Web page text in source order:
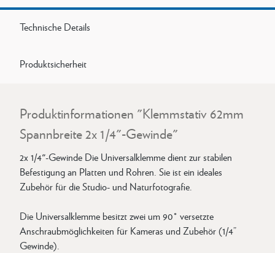
Technische Details
Produktsicherheit
Produktinformationen "Klemmstativ 62mm
Spannbreite 2x 1/4"-Gewinde"
2x 1/4"-Gewinde Die Universalklemme dient zur stabilen
Befestigung an Platten und Rohren. Sie ist ein ideales
Zubehör für die Studio- und Naturfotografie.
Die Universalklemme besitzt zwei um 90° versetzte
Anschraubmöglichkeiten für Kameras und Zubehör (1/4”
Gewinde).